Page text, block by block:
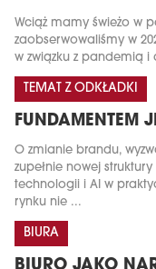
Wciąż mamy świeżo w
zaobserwowaliśmy w
w związku z pandemią i
TEMAT Z ODKŁADKI
FUNDAMENTEM
O zmianie brandu,
zupełnie nowej
technologii i AI w
rynku nie ...
BIURA